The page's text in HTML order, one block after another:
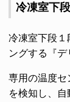
冷凍室下
冷凍室下段１
ングする『デ
専用の温度セ
を検知し、